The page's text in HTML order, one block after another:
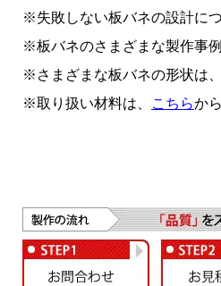
※失敗しない板バネの設計につ
※板バネのさまざまな製作事例
※さまざまな板バネの形状は、
※取り扱い材料は、
こちらから